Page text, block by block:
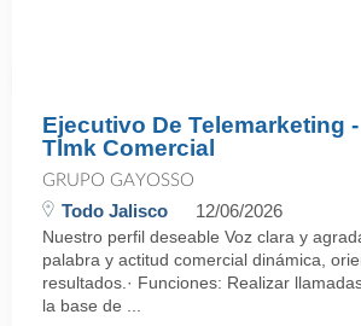
Ejecutivo De Telemarketing -
Tlmk Comercial
GRUPO GAYOSSO
Todo Jalisco 12/06/2026
Nuestro perfil deseable Voz clara y
palabra y actitud comercial dinámica,
resultados.· Funciones: Realizar
la base de ...